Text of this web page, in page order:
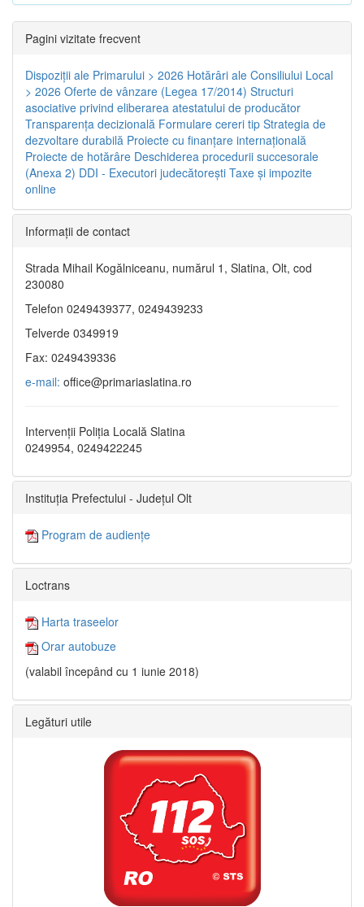
Pagini vizitate frecvent
Dispoziţii ale Primarului > 2026 Hotărâri ale Consiliului Local
> 2026 Oferte de vânzare (Legea 17/2014) Structuri
asociative privind eliberarea atestatului de producător
Transparenţa decizională Formulare cereri tip Strategia de
dezvoltare durabilă Proiecte cu finanţare internaţională
Proiecte de hotărâre Deschiderea procedurii succesorale
(Anexa 2) DDI - Executori judecătorești Taxe şi impozite
online
Informaţii de contact
Strada Mihail Kogălniceanu, numărul 1, Slatina, Olt, cod
230080
Telefon 0249439377, 0249439233
Telverde 0349919
Fax: 0249439336
e-mail: office@primariaslatina.ro
Intervenții Poliția Locală Slatina
0249954, 0249422245
Instituția Prefectului - Județul Olt
Program de audiențe
Loctrans
Harta traseelor
Orar autobuze
(valabil începând cu 1 iunie 2018)
Legături utile